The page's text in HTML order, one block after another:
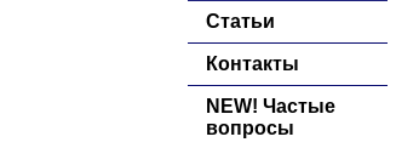
Статьи
Контакты
NEW! Частые
вопросы